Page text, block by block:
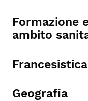
Formazione
ambito
Francesistica
Geografia